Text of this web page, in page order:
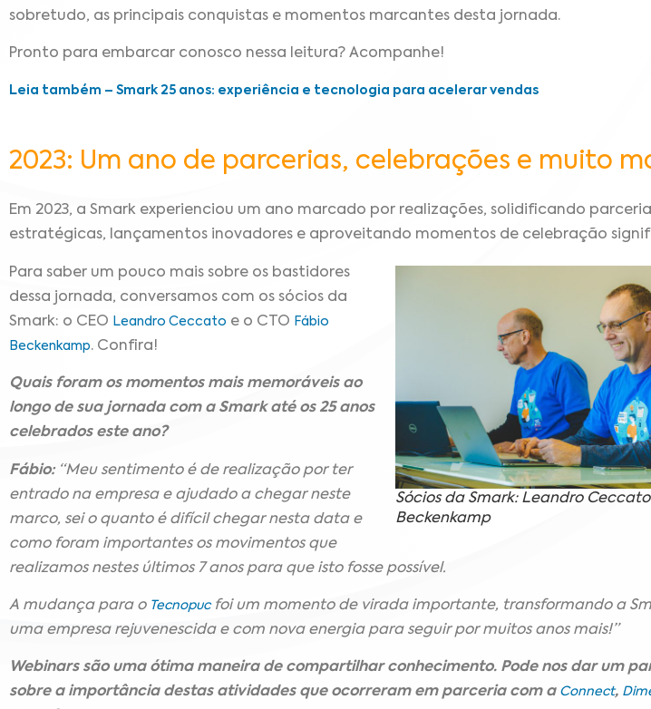
sobretudo, as principais conquistas e momentos marcantes desta jornada.
Pronto para embarcar conosco nessa leitura? Acompanhe!
Leia também – Smark 25 anos: experiência e tecnologia para acelerar vendas
2023: Um ano de parcerias, celebrações e muito
Em 2023, a Smark experienciou um ano marcado por realizações, solidificando
estratégicas, lançamentos inovadores e aproveitando momentos de celebração
Sócios da Smark: Leandro
Beckenkamp
Para saber um pouco mais sobre os bastidores
dessa jornada, conversamos com os sócios da
Smark: o CEO Leandro Ceccato e o CTO Fábio
Beckenkamp. Confira!
Quais foram os momentos mais memoráveis ao
longo de sua jornada com a Smark até os 25 anos
celebrados este ano?
Fábio:“Meu sentimento é de realização por ter
entrado na empresa e ajudado a chegar neste
marco, sei o quanto é difícil chegar nesta data e
como foram importantes os movimentos que
realizamos nestes últimos 7 anos para que isto fosse possível.
A mudança para o Tecnopucfoi um momento de virada importante, transformando a
uma empresa rejuvenescida e com nova energia para seguir por muitos anos mais!”
Webinars são uma ótima maneira de compartilhar conhecimento. Pode nos dar um
sobre a importância destas atividades que ocorreram em parceria com a Connect,